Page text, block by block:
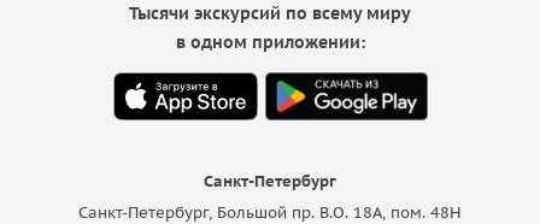
Санкт-Петербург
Санкт-Петербург, Большой пр. В.О. 18A, пом. 48Н
Тысячи экскурсий по всему миру
в одном приложении: